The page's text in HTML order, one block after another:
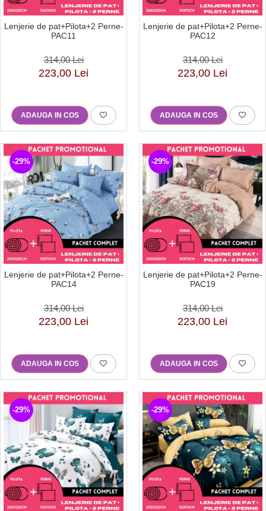
Lenjerie de pat+Pilota+2 Perne-
PAC11
314,00 Lei
223,00 Lei
ADAUGA IN COS
Lenjerie de pat+Pilota+2 Perne-
PAC12
314,00 Lei
223,00 Lei
ADAUGA IN COS
-29%
Lenjerie de pat+Pilota+2 Perne-
PAC14
314,00 Lei
223,00 Lei
ADAUGA IN COS
-29%
Lenjerie de pat+Pilota+2 Perne-
PAC19
314,00 Lei
223,00 Lei
ADAUGA IN COS
-29% -29%